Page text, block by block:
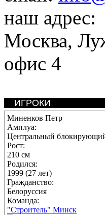
наш адрес:
Москва,
офис 4
ИГРОКИ
Миненков Петр
Амплуа:
Центральный
Рост:
210 см
Родился:
1999 (27 лет)
Гражданство:
Белоруссия
Команда:
"Строитель" Минск